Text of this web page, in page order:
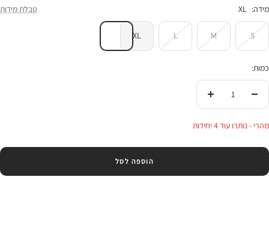
מידה: XL טבלת מידות
S
M
L
XL
כמות:
העלי
מהרי - נותרו עוד 4 יחידות
הוספה לסל